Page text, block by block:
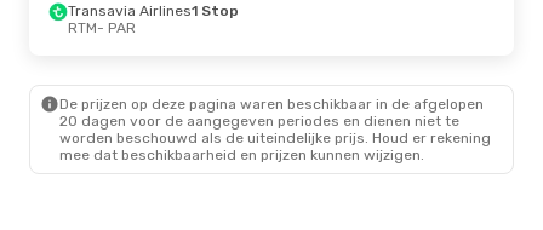
Do 27 Aug.
- PAR
Vueling1 Stop
PAR- RTM
Transavia Airlines1 Stop
RTM- PAR
De prijzen op deze pagina waren beschikbaar in de afgelopen
20 dagen voor de aangegeven periodes en dienen niet te
worden beschouwd als de uiteindelijke prijs. Houd er rekening
mee dat beschikbaarheid en prijzen kunnen wijzigen.